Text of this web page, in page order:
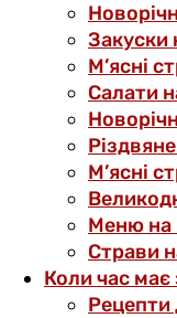
Закуски
М’ясні
Салати
М’ясні
Меню на
Страви
Коли час має
Рецепти